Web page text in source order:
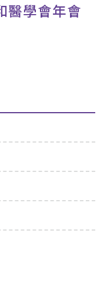
醫學會年會